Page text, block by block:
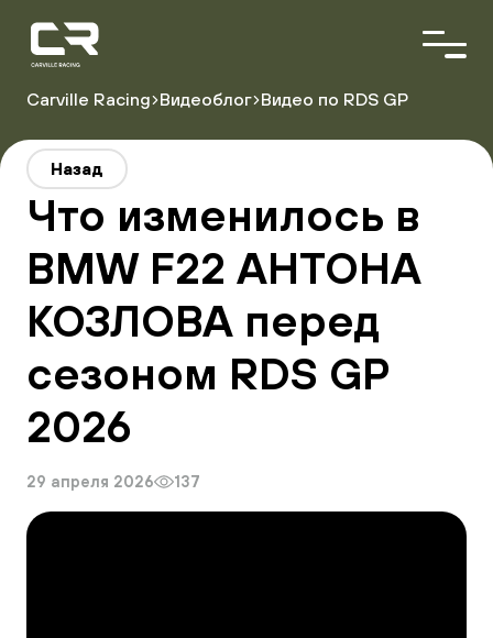
version="1.0"
encoding="utf-
Автопарк
Партнёры
Расписание гонок
Результаты
Carville Racing Видеоблог Видео по RDS GP
Назад
Что изменилось в
BMW F22 АНТОНА
КОЗЛОВА перед
сезоном RDS GP
2026
29 апреля 2026 137